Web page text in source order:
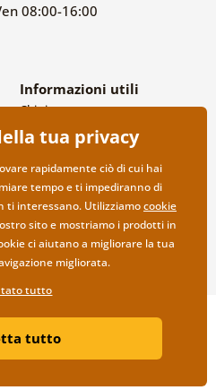
08:00-16:00
Informazioni utili
Chi siamo
FAQ
Contatti
Collaborazione all’ingrosso
© Dovido.it.
| Negozio online creato da
tua privacy
rapidamente ciò di cui hai
tempo e ti impediranno di
ti interessano. Utilizziamocookie
sito e mostriamo i prodotti in
ci aiutano a migliorare la tua
migliorata.
tutto
tutto